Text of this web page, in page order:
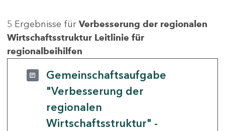
5 Ergebnisse für Verbesserung der regionalen
Wirtschaftsstruktur Leitlinie für
regionalbeihilfen
Gemeinschaftsaufgabe
"Verbesserung der
regionalen
Wirtschaftsstruktur" -